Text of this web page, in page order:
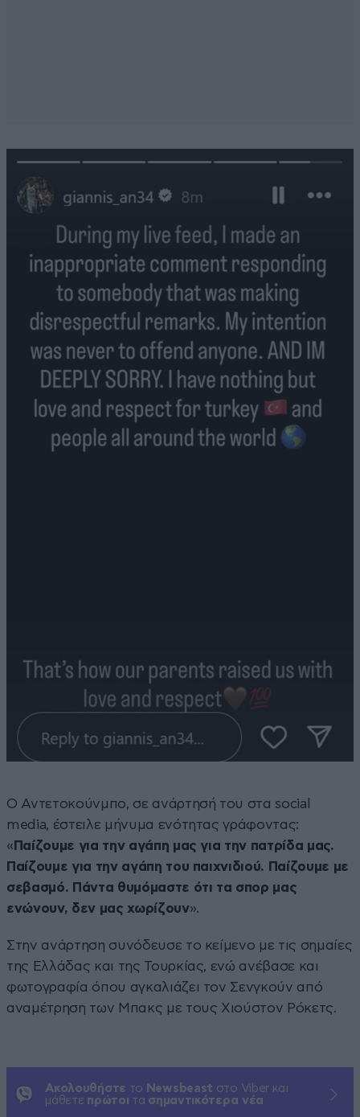
Ο Αντετοκούνμπο, σε ανάρτησή του στα social
media, έστειλε μήνυμα ενότητας γράφοντας:
« Παίζουμε για την αγάπη μας για την πατρίδα μας.
Παίζουμε για την αγάπη του παιχνιδιού. Παίζουμε με
σεβασμό. Πάντα θυμόμαστε ότι τα σπορ μας
ενώνουν, δεν μας χωρίζουν».
Στην ανάρτηση συνόδευσε το κείμενο με τις σημαίες
της Ελλάδας και της Τουρκίας, ενώ ανέβασε και
φωτογραφία όπου αγκαλιάζει τον Σενγκούν από
αναμέτρηση των Μπακς με τους Χιούστον Ρόκετς.
Ακολουθήστε το Newsbeast στο Viber και
μάθετε πρώτοι τα σημαντικότερα νέα